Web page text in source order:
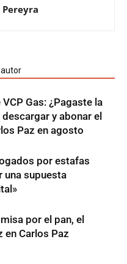
autor
Gas: ¿Pagaste la
y abonar el
Paz en agosto
por estafas
una supuesta
por el pan, el
en Carlos Paz